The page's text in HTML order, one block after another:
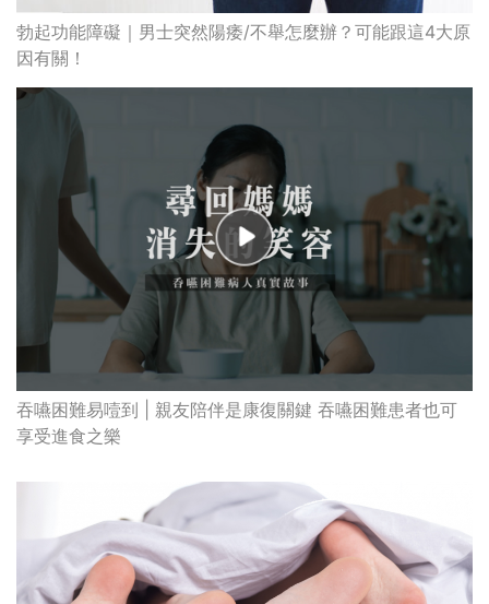
勃起功能障礙｜男士突然陽痿/不舉怎麼辦？可能跟這4大原
因有關！
吞嚥困難易噎到 | 親友陪伴是康復關鍵 吞嚥困難患者也可
享受進食之樂